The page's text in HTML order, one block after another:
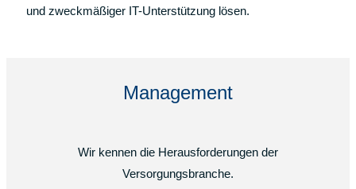
und zweckmäßiger IT-Unterstützung lösen.
Management
Wir kennen die Herausforderungen der
Versorgungsbranche.